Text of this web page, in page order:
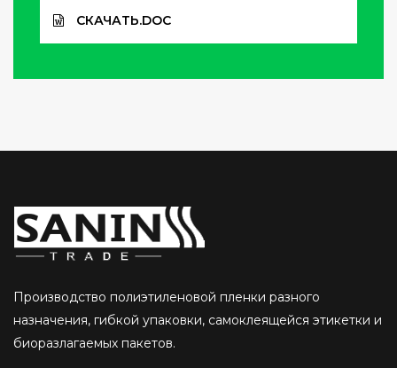
СКАЧАТЬ.DOC
Производство полиэтиленовой пленки разного
назначения, гибкой упаковки, самоклеящейся этикетки и
биоразлагаемых пакетов.